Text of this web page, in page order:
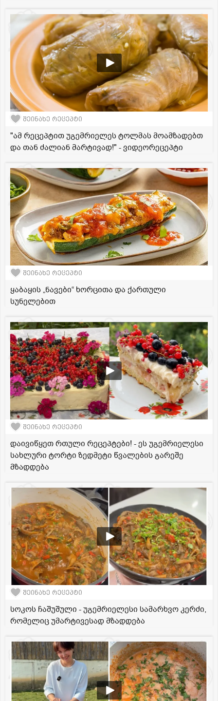
შეინახე რეცეპტი
"ამ რეცეპტით უგემრიელეს ტოლმას მოამზადებთ
და თან ძალიან მარტივად!" - ვიდეორეცეპტი
შეინახე რეცეპტი
ყაბაყის „ნავები“ ხორცითა და ქართული
სუნელებით
შეინახე რეცეპტი
დაივიწყეთ რთული რეცეპტები! - ეს უგემრიელესი
სახლური ტორტი ზედმეტი წვალების გარეშე
მზადდება
შეინახე რეცეპტი
სოკოს ჩაშუშული - უგემრიელესი სამარხვო კერძი,
რომელიც უმარტივესად მზადდება